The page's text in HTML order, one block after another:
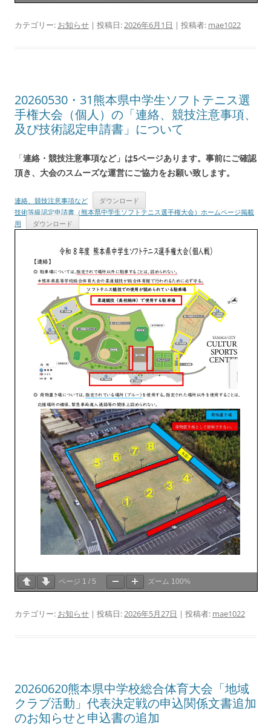
カテゴリー: お知らせ | 投稿日:2026年6月1日 | 投稿者: mae1022
20260530・31熊本県中学生ソフトテニス選
手権大会（個人）の「連絡、競技注意事項、
及び技術認定申請書」について
「連絡・競技注意事項など」は5ページあります。事前にご確認
頂き、大会のスムーズな運営にご協力をお願い致します。
連絡、競技注意事項など
ダウンロード
技術等級認定申請書（熊本県中学生ソフトテニス選手権大会）ホームページ掲載
用
ダウンロード
ページ 1 / 5 ズーム 100%
カテゴリー: お知らせ | 投稿日:2026年5月27日 | 投稿者: mae1022
20260620熊本県中学校総合体育大会「地域
クラブ活動」代表決定戦の申込関係文書追加
のお知らせと申込書の追加